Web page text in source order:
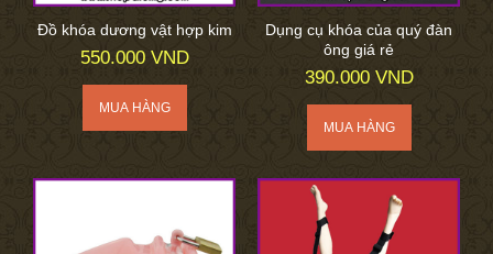
Đồ khóa dương vật hợp kim
550.000 VND
Dụng cụ khóa của quý đàn
ông giá rẻ
390.000 VND